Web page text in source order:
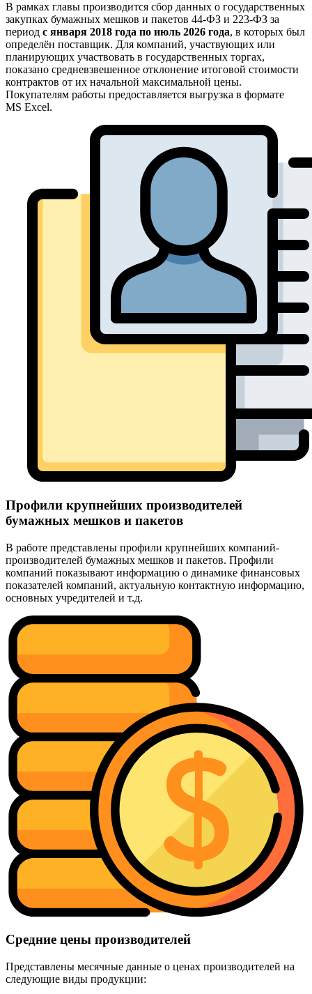
В рамках главы производится сбор данных о государственных
закупках бумажных мешков и пакетов 44-ФЗ и 223-ФЗ за
период с января 2018 года по июль 2026 года, в которых был
определён поставщик. Для компаний, участвующих или
планирующих участвовать в государственных торгах,
показано средневзвешенное отклонение итоговой стоимости
контрактов от их начальной максимальной цены.
Покупателям работы предоставляется выгрузка в формате
MS Excel.
Профили крупнейших производителей
бумажных мешков и пакетов
В работе представлены профили крупнейших компаний-
производителей бумажных мешков и пакетов. Профили
компаний показывают информацию о динамике финансовых
показателей компаний, актуальную контактную информацию,
основных учредителей и т.д.
Средние цены производителей
Представлены месячные данные о ценах производителей на
следующие виды продукции: